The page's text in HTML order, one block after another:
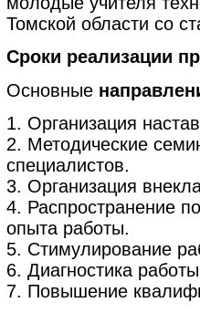
Томской области со
Сроки реализации
Основные
1. Организация
2. Методические
специалистов.
3. Организация
4. Распространение
опыта работы.
5. Стимулирование
6. Диагностика
7. Повышение